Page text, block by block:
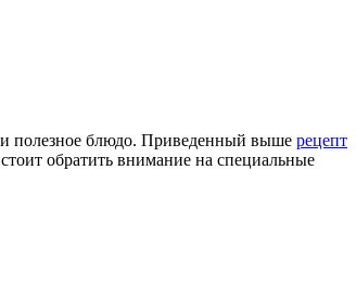
и полезное блюдо. Приведенный выше рецепт
обратить внимание на специальные